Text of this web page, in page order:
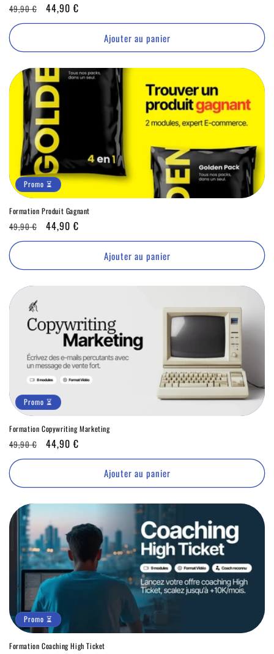
Prix
habituel
49,90 €
Promo
⏳
44,90 €
Ajouter au panier
Promo ⏳
Formation Produit Gagnant
Prix
habituel
49,90 €
Promo
⏳
44,90 €
Ajouter au panier
Promo ⏳
Formation Copywriting Marketing
Prix
habituel
49,90 €
Promo
⏳
44,90 €
Ajouter au panier
Promo ⏳
Formation Coaching High Ticket